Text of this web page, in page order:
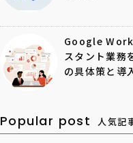
Google
スタント業務
の具体策と導
Popular post 人気記